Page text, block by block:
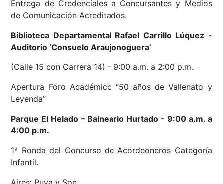
Entrega de Credenciales a Concursantes y Medios
de Comunicación Acreditados.
Biblioteca Departamental Rafael Carrillo Lúquez -
Auditorio ‘Consuelo Araujonoguera’
(Calle 15 con Carrera 14) - 9:00 a.m. a 2:00 p.m.
Apertura Foro Académico “50 años de Vallenato y
Leyenda”
Parque El Helado – Balneario Hurtado - 9:00 a.m. a
4:00 p.m.
1ª Ronda del Concurso de Acordeoneros Categoría
Infantil.